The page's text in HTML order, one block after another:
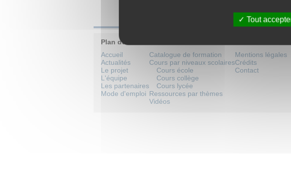
Plan du site
Accueil
Actualités
Le projet
L'équipe
Les partenaires
Mode d'emploi
Catalogue de formation
Cours par niveaux scolaires
Cours école
Cours collège
Cours lycée
Ressources par thèmes
Vidéos
Mentions légales
Crédits
Contact
Tout